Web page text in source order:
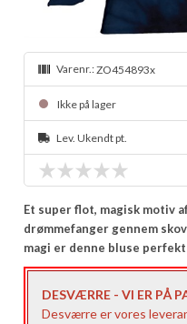
Varenr.:ZO454893x
Ikke på lager
Lev. Ukendt pt.
Et super flot, magisk motiv
drømmefanger gennem
magi er denne bluse
DESVÆRRE - VI ER PÅ
Desværre er vores